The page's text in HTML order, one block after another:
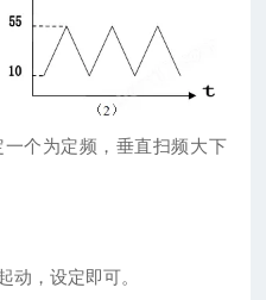
个为定频，垂直扫频大下
动，设定即可。